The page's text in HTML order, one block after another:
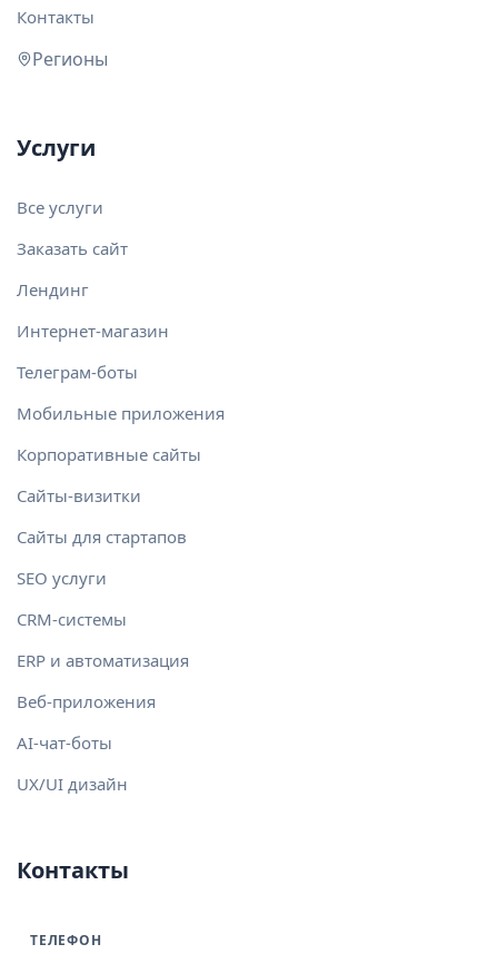
Контакты
Регионы
Услуги
Все услуги
Заказать сайт
Лендинг
Интернет-магазин
Телеграм-боты
Мобильные приложения
Корпоративные сайты
Сайты-визитки
Сайты для стартапов
SEO услуги
CRM-системы
ERP и автоматизация
Веб-приложения
AI-чат-боты
UX/UI дизайн
Контакты
ТЕЛЕФОН